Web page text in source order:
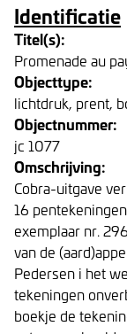
Identificatie
Titel(s):
Promenade au
Objecttype:
lichtdruk, prent,
Objectnummer:
jc 1077
Omschrijving:
Cobra-uitgave
16
exemplaar nr.
van de
Pedersen i het
tekeningen
boekje de